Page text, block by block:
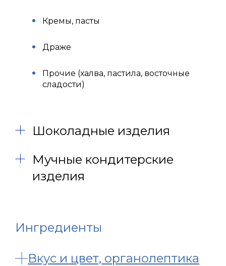
Кремы, пасты
Драже
Прочие (халва, пастила, восточные
сладости)
Шоколадные изделия
Мучные кондитерские
изделия
Ингредиенты
Вкус и цвет, органолептика